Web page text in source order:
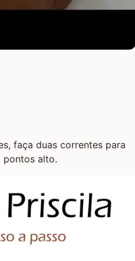
faça duas correntes para
pontos alto.